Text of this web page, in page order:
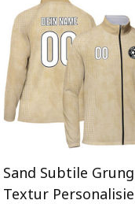
Sand Subtile
Textur